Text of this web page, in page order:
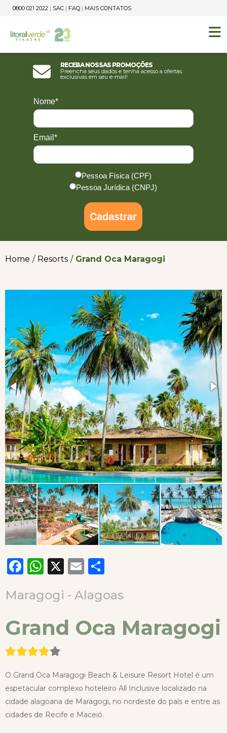
0800 021 2022 | SAC | FAQ | MAIS CONTATOS
Receba nossas promoções
Preencha seus dados e tenha acesso a ofertas
exclusivas em seu e-mail!
Nome*
Email*
Pessoa Física (CPF)
Pessoa Jurídica (CNPJ)
Cadastrar
Home / Resorts / Grand Oca Maragogi
Facebook
WhatsApp
X Email
Maragogi - Alagoas
Grand Oca Maragogi
O Grand Oca Maragogi Beach & Leisure Resort Hotel é um
espetacular complexo hoteleiro All Inclusive localizado na
cidade alagoana de Maragogi, no nordeste do país e entre as
cidades de Recife e Maceió.